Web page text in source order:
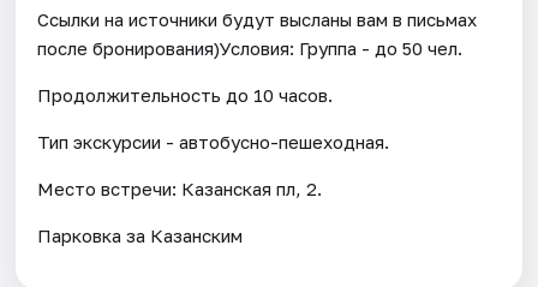
Ссылки на источники будут высланы вам в письмах
после бронирования)Условия: Группа - до 50 чел.
Продолжительность до 10 часов.
Тип экскурсии - автобусно-пешеходная.
Место встречи: Казанская пл, 2.
Парковка за Казанским